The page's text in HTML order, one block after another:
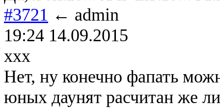
#3721 ← admin
19:24 14.09.2015
xxx
Нет, ну конечно фапать
юных даунят расчитан же